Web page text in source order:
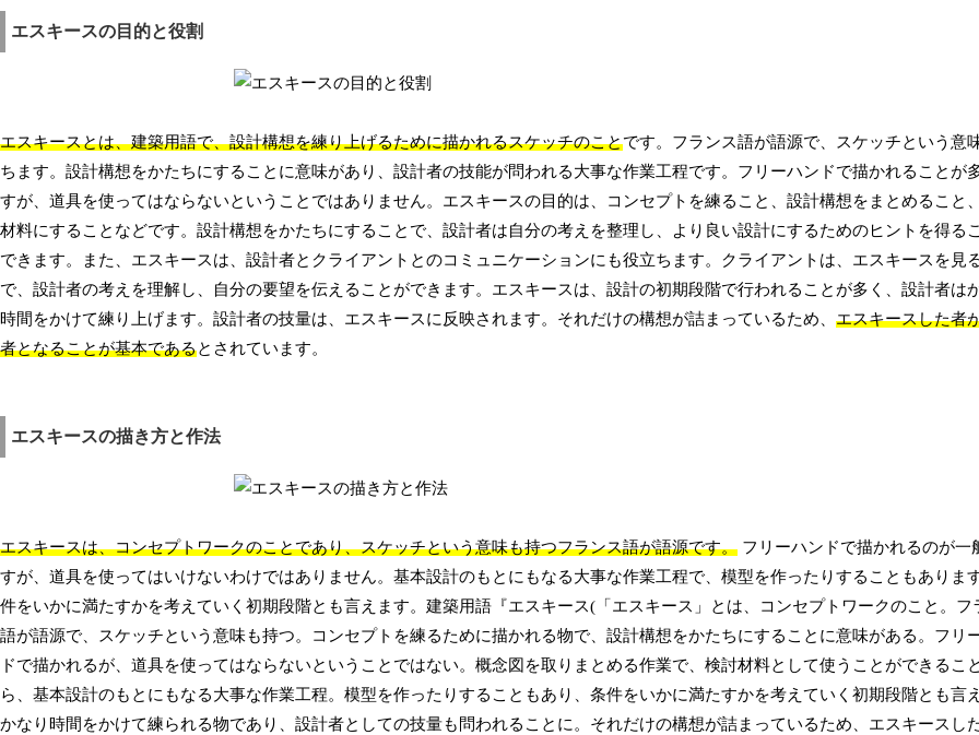
エスキースの目的と役割
エスキースとは、建築用語で、設計構想を練り上げるために描かれるスケッチのことです。フランス語が語源で、スケッチという意
ちます。設計構想をかたちにすることに意味があり、設計者の技能が問われる大事な作業工程です。フリーハンドで描かれることが
すが、道具を使ってはならないということではありません。エスキースの目的は、コンセプトを練ること、設計構想をまとめること
材料にすることなどです。設計構想をかたちにすることで、設計者は自分の考えを整理し、より良い設計にするためのヒントを得る
できます。また、エスキースは、設計者とクライアントとのコミュニケーションにも役立ちます。クライアントは、エスキースを見
で、設計者の考えを理解し、自分の要望を伝えることができます。エスキースは、設計の初期段階で行われることが多く、設計者は
時間をかけて練り上げます。設計者の技量は、エスキースに反映されます。それだけの構想が詰まっているため、 エスキースした者
者となることが基本であるとされています。
エスキースの描き方と作法
エスキースは、コンセプトワークのことであり、スケッチという意味も持つフランス語が語源です。 フリーハンドで描かれるのが一
すが、道具を使ってはいけないわけではありません。基本設計のもとにもなる大事な作業工程で、模型を作ったりすることもありま
件をいかに満たすかを考えていく初期段階とも言えます。建築用語『エスキース(「エスキース」とは、コンセプトワークのこと。フ
語が語源で、スケッチという意味も持つ。コンセプトを練るために描かれる物で、設計構想をかたちにすることに意味がある。フリ
ドで描かれるが、道具を使ってはならないということではない。概念図を取りまとめる作業で、検討材料として使うことができるこ
ら、基本設計のもとにもなる大事な作業工程。模型を作ったりすることもあり、条件をいかに満たすかを考えていく初期段階とも言え
かなり時間をかけて練られる物であり、設計者としての技量も問われることに。それだけの構想が詰まっているため、エスキースし